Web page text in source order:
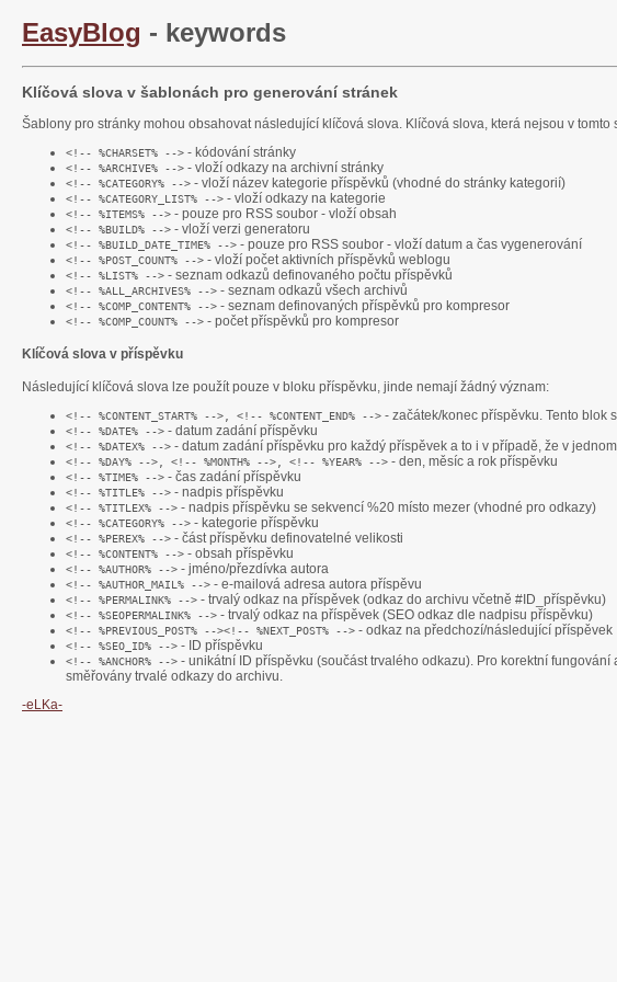
EasyBlog - keywords
Klíčová slova v šablonách pro generování stránek
Šablony pro stránky mohou obsahovat následující klíčová slova. Klíčová slova, která nejsou v
<!-- %CHARSET% --> - kódování stránky
<!-- %ARCHIVE% --> - vloží odkazy na archivní stránky
<!-- %CATEGORY% --> - vloží název kategorie příspěvků (vhodné do stránky kategorií)
<!-- %CATEGORY_LIST% --> - vloží odkazy na kategorie
<!-- %ITEMS% --> - pouze pro RSS soubor - vloží obsah
<!-- %BUILD% --> - vloží verzi generatoru
<!-- %BUILD_DATE_TIME% --> - pouze pro RSS soubor - vloží datum a čas vygenerování
<!-- %POST_COUNT% --> - vloží počet aktivních příspěvků weblogu
<!-- %LIST% --> - seznam odkazů definovaného počtu příspěvků
<!-- %ALL_ARCHIVES% --> - seznam odkazů všech archivů
<!-- %COMP_CONTENT% --> - seznam definovaných příspěvků pro kompresor
<!-- %COMP_COUNT% --> - počet příspěvků pro kompresor
Klíčová slova v příspěvku
Následující klíčová slova lze použít pouze v bloku příspěvku, jinde nemají žádný význam:
<!-- %CONTENT_START% -->, <!-- %CONTENT_END% --> - začátek/konec příspěvku. Tento blok
<!-- %DATE% --> - datum zadání příspěvku
<!-- %DATEX% --> - datum zadání příspěvku pro každý příspěvek a to i v případě, že v
<!-- %DAY% -->, <!-- %MONTH% -->, <!-- %YEAR% --> - den, měsíc a rok příspěvku
<!-- %TIME% --> - čas zadání příspěvku
<!-- %TITLE% --> - nadpis příspěvku
<!-- %TITLEX% --> - nadpis příspěvku se sekvencí %20 místo mezer (vhodné pro odkazy)
<!-- %CATEGORY% --> - kategorie příspěvku
<!-- %PEREX% --> - část příspěvku definovatelné velikosti
<!-- %CONTENT% --> - obsah příspěvku
<!-- %AUTHOR% --> - jméno/přezdívka autora
<!-- %AUTHOR_MAIL% --> - e-mailová adresa autora příspěvu
<!-- %PERMALINK% --> - trvalý odkaz na příspěvek (odkaz do archivu včetně #ID_příspěvku)
<!-- %SEOPERMALINK% --> - trvalý odkaz na příspěvek (SEO odkaz dle nadpisu příspěvku)
<!-- %PREVIOUS_POST% --><!-- %NEXT_POST% --> - odkaz na předchozí/následující příspěvek
<!-- %SEO_ID% --> - ID příspěvku
<!-- %ANCHOR% --> - unikátní ID příspěvku (součást trvalého odkazu). Pro korektní
směřovány trvalé odkazy do archivu.
-eLKa-